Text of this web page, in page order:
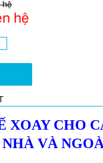
hệ
hệ
XOAY CHO
VÀ